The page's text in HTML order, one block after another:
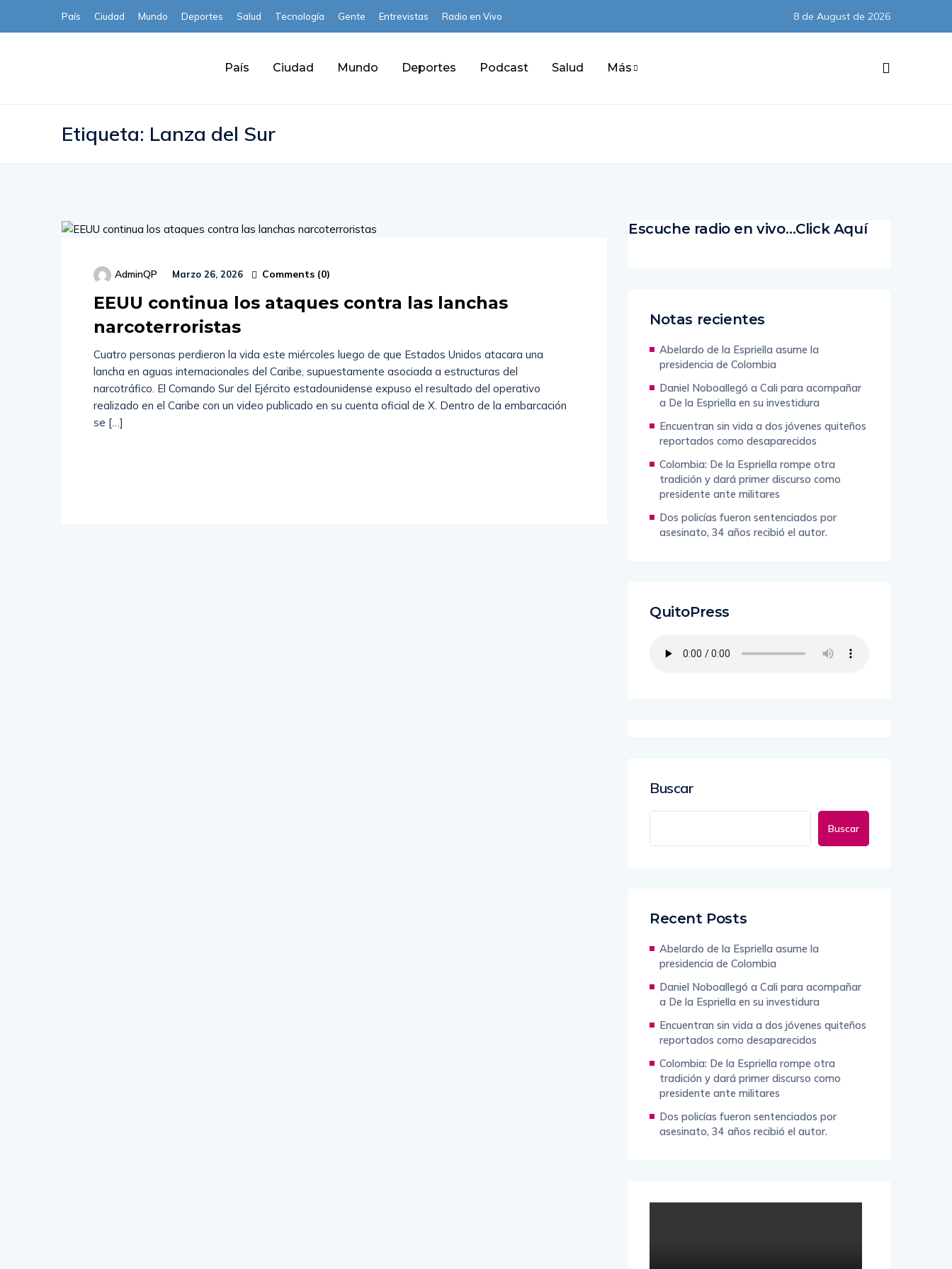
País Ciudad Mundo Deportes Salud Tecnología Gente Entrevistas Radio en Vivo 8 de August de 2026
País Ciudad Mundo Deportes Podcast Salud Más
Etiqueta: Lanza del Sur
AdminQP Marzo 26, 2026 Comments (0)
EEUU continua los ataques contra las lanchas
narcoterroristas
Cuatro personas perdieron la vida este miércoles luego de que Estados Unidos atacara una
lancha en aguas internacionales del Caribe, supuestamente asociada a estructuras del
narcotráfico. El Comando Sur del Ejército estadounidense expuso el resultado del operativo
realizado en el Caribe con un video publicado en su cuenta oficial de X. Dentro de la embarcación
se […]
Escuche radio en vivo…Click Aquí
Notas recientes
Abelardo de la Espriella asume la
presidencia de Colombia
Daniel Noboallegó a Cali para acompañar
a De la Espriella en su investidura
Encuentran sin vida a dos jóvenes quiteños
reportados como desaparecidos
Colombia: De la Espriella rompe otra
tradición y dará primer discurso como
presidente ante militares
Dos policías fueron sentenciados por
asesinato, 34 años recibió el autor.
QuitoPress
Buscar
Buscar
Recent Posts
Abelardo de la Espriella asume la
presidencia de Colombia
Daniel Noboallegó a Cali para acompañar
a De la Espriella en su investidura
Encuentran sin vida a dos jóvenes quiteños
reportados como desaparecidos
Colombia: De la Espriella rompe otra
tradición y dará primer discurso como
presidente ante militares
Dos policías fueron sentenciados por
asesinato, 34 años recibió el autor.